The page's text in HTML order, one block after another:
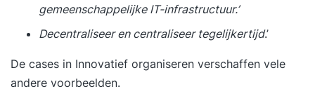
gemeenschappelijke IT-infrastructuur.’
Decentraliseer en centraliseer tegelijkertijd.’
De cases in Innovatief organiseren verschaffen vele
andere voorbeelden.